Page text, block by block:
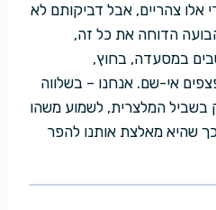
אלו צהריים, אבל דביקותם לא
הדוחה את כל זה,
במסעדה, בחוץ,
אי-שם. אנחנו – בשלווה
בשביל המלצרית, לשמוע משהו
שהיא מאלצת אותנו להפר